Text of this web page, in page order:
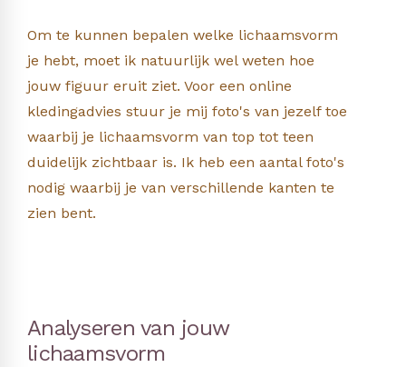
Om te kunnen bepalen welke lichaamsvorm
je hebt, moet ik natuurlijk wel weten hoe
jouw figuur eruit ziet. Voor een online
kledingadvies stuur je mij foto's van jezelf toe
waarbij je lichaamsvorm van top tot teen
duidelijk zichtbaar is. Ik heb een aantal foto's
nodig waarbij je van verschillende kanten te
zien bent.
Analyseren van jouw
lichaamsvorm